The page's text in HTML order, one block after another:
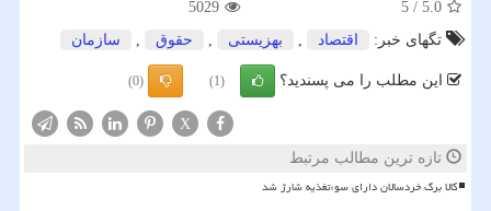
5.0
/
5
5029
تگهای خبر:
اقتصاد , بهزیستی , حقوق , سازمان
این مطلب را می پسندید؟ (1)
(0)
X
تازه ترین مطالب مرتبط
کالا برگ خردسالان دارای سوءتغذیه شارژ شد